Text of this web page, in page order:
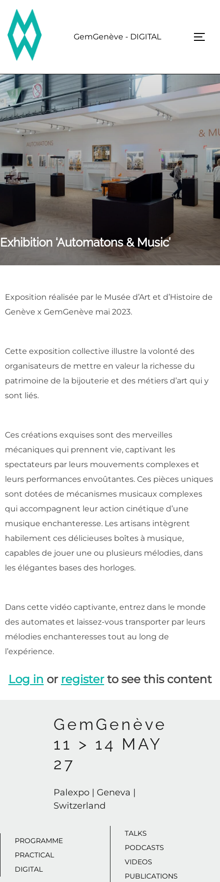
content
GemGenève - DIGITAL
Exhibition ‘Automatons & Music’
Exposition réalisée par le Musée d’Art et d’Histoire de
Genève x GemGenève mai 2023.
Cette exposition collective illustre la volonté des
organisateurs de mettre en valeur la richesse du
patrimoine de la bijouterie et des métiers d’art qui y
sont liés.
Ces créations exquises sont des merveilles
mécaniques qui prennent vie, captivant les
spectateurs par leurs mouvements complexes et
leurs performances envoûtantes. Ces pièces uniques
sont dotées de mécanismes musicaux complexes
qui accompagnent leur action cinétique d’une
musique enchanteresse. Les artisans intègrent
habilement ces délicieuses boîtes à musique,
capables de jouer une ou plusieurs mélodies, dans
les élégantes bases des horloges.
Dans cette vidéo captivante, entrez dans le monde
des automates et laissez-vous transporter par leurs
mélodies enchanteresses tout au long de
l’expérience.
Log in or registerto see this content
GemGenève
11 > 14 MAY
27
Palexpo | Geneva |
Switzerland
PROGRAMME
PRACTICAL
DIGITAL
TALKS
PODCASTS
VIDEOS
PUBLICATIONS